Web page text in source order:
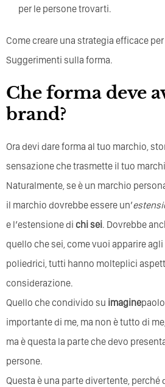
per le persone trovarti.
Come creare una strategia efficace
Suggerimenti sulla forma.
Che forma deve
brand?
Ora devi dare forma al tuo marchio,
sensazione che trasmette il tuo
Naturalmente, se è un marchio
il marchio dovrebbe essere un’
e l’estensione di chi sei. Dovrebbe
quello che sei, come vuoi apparire
poliedrici, tutti hanno molteplici
considerazione.
Quello che condivido su imagine
importante di me, ma non è tutto di
ma è questa la parte che devo
persone.
Questa è una parte divertente, perché